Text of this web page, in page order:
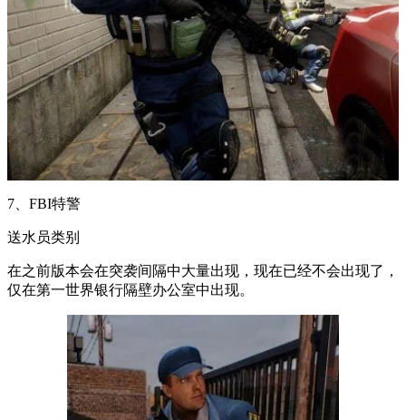
7、FBI特警
送水员类别
在之前版本会在突袭间隔中大量出现，现在已经不会出现了，
仅在第一世界银行隔壁办公室中出现。